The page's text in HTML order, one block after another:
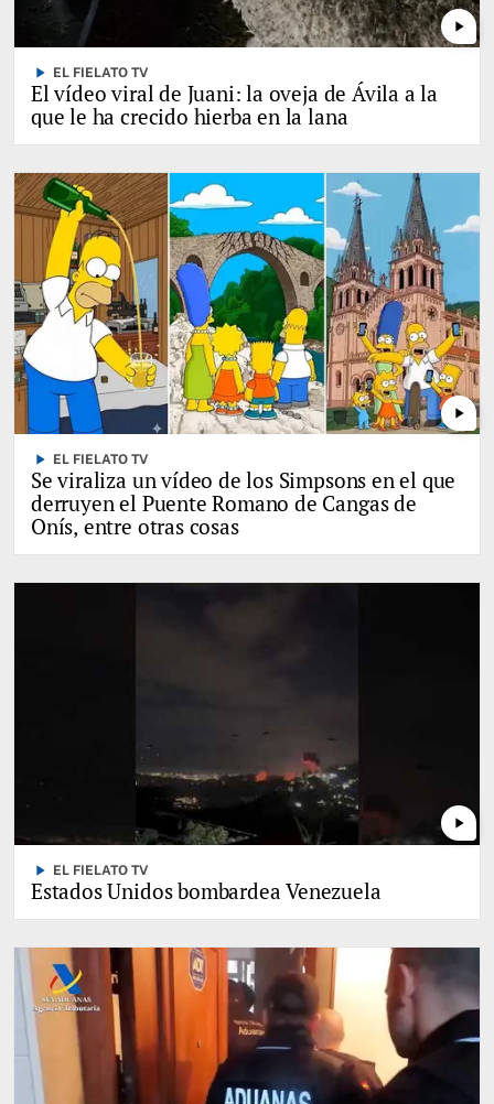
play_arrow
play_arrow EL FIELATO TV
El vídeo viral de Juani: la oveja de Ávila a la
que le ha crecido hierba en la lana
play_arrow
play_arrow EL FIELATO TV
Se viraliza un vídeo de los Simpsons en el que
derruyen el Puente Romano de Cangas de
Onís, entre otras cosas
play_arrow
play_arrow EL FIELATO TV
Estados Unidos bombardea Venezuela